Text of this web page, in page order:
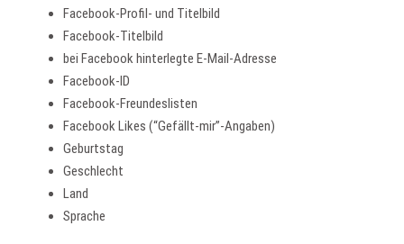
Facebook-Profil- und Titelbild
Facebook-Titelbild
bei Facebook hinterlegte E-Mail-Adresse
Facebook-ID
Facebook-Freundeslisten
Facebook Likes (“Gefällt-mir”-Angaben)
Geburtstag
Geschlecht
Land
Sprache